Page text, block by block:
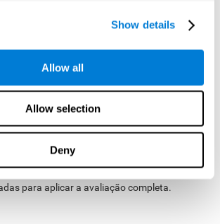
Show details
Allow all
Allow selection
Deny
durante o tempo que o estudo durou. Eles
a ler fragmentos do livro em casa e participar
cognitiva geral (CAB) de CogniFit
teste prévio
de avaliação, foram mensuradas
cognitivas, como atenção focada, atenção
cognitiva, planejamento, memória
para aplicar a avaliação completa.